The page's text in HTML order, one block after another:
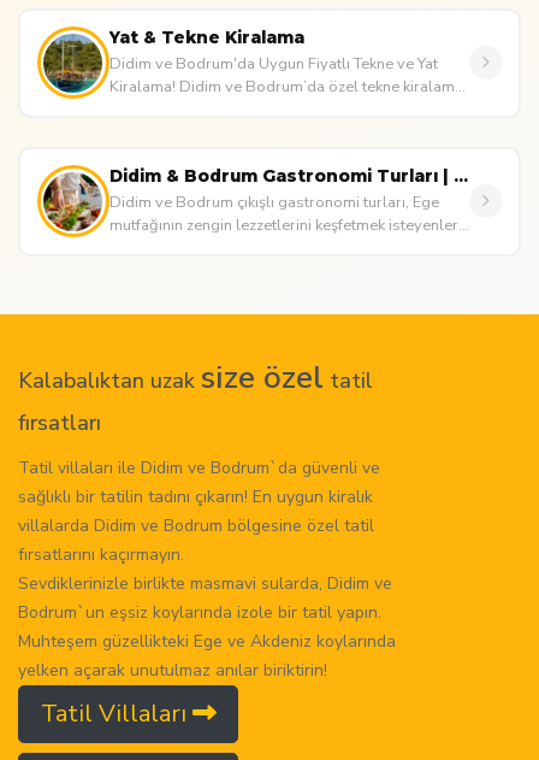
Yat & Tekne Kiralama
Didim ve Bodrum'da Uygun Fiyatlı Tekne ve Yat
Kiralama! Didim ve Bodrum’da özel tekne kiralama,
Didim & Bodrum Gastronomi Turları | Ege Lezzetleri
Didim ve Bodrum çıkışlı gastronomi turları, Ege
mutfağının zengin lezzetlerini keşfetmek isteyenler
Kalabalıktan uzak size özel tatil
fırsatları
Tatil villaları ile Didim ve Bodrum`da güvenli ve
sağlıklı bir tatilin tadını çıkarın! En uygun kiralık
villalarda Didim ve Bodrum bölgesine özel tatil
fırsatlarını kaçırmayın.
Sevdiklerinizle birlikte masmavi sularda, Didim ve
Bodrum`un eşsiz koylarında izole bir tatil yapın.
Muhteşem güzellikteki Ege ve Akdeniz koylarında
yelken açarak unutulmaz anılar biriktirin!
Tatil Villaları